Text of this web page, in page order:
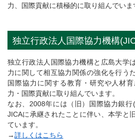
力、国際貢献に積極的に取り組んでいま
独立行政法人国際協力機構
独立行政法人国際協力機構と広島大学
力に関して相互協力関係の強化を行う
国際協力に関する教育・研究や人材
力・国際貢献に取り組んでいます。
なお、2008年には（旧）国際協力銀
JICAに承継されたことに伴い、本学と
ています。
→詳しくはこちら